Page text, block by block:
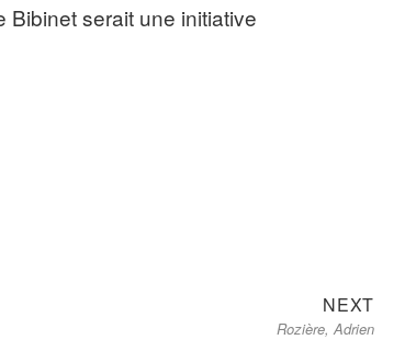
Bibinet serait une initiative
NEXTNext
post:
Rozière, Adrien